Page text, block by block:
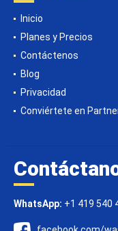
Inicio
Planes y Precios
Contáctenos
Blog
Privacidad
Conviértete en
WhatsApp: +1 419 540